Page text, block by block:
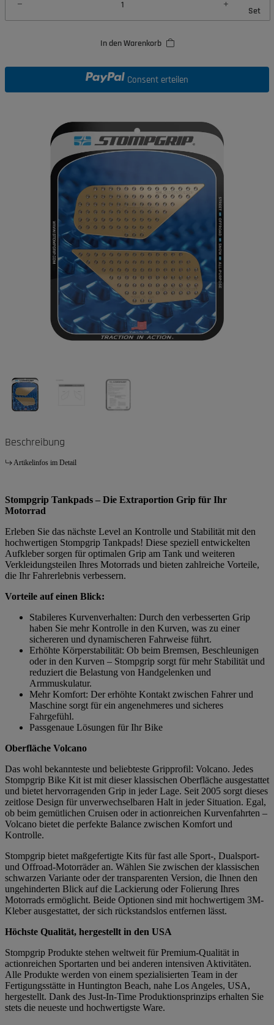
Set
In den Warenkorb
Consent erteilen
Beschreibung
Artikelinfos im Detail
Stompgrip Tankpads – Die Extraportion Grip für Ihr
Motorrad
Erleben Sie das nächste Level an Kontrolle und Stabilität mit den
hochwertigen Stompgrip Tankpads! Diese speziell entwickelten
Aufkleber sorgen für optimalen Grip am Tank und weiteren
Verkleidungsteilen Ihres Motorrads und bieten zahlreiche Vorteile,
die Ihr Fahrerlebnis verbessern.
Vorteile auf einen Blick:
Stabileres Kurvenverhalten: Durch den verbesserten Grip
haben Sie mehr Kontrolle in den Kurven, was zu einer
sichereren und dynamischeren Fahrweise führt.
Erhöhte Körperstabilität: Ob beim Bremsen, Beschleunigen
oder in den Kurven – Stompgrip sorgt für mehr Stabilität und
reduziert die Belastung von Handgelenken und
Armmuskulatur.
Mehr Komfort: Der erhöhte Kontakt zwischen Fahrer und
Maschine sorgt für ein angenehmeres und sicheres
Fahrgefühl.
Passgenaue Lösungen für Ihr Bike
Oberfläche Volcano
Das wohl bekannteste und beliebteste Gripprofil: Volcano. Jedes
Stompgrip Bike Kit ist mit dieser klassischen Oberfläche ausgestattet
und bietet hervorragenden Grip in jeder Lage. Seit 2005 sorgt dieses
zeitlose Design für unverwechselbaren Halt in jeder Situation. Egal,
ob beim gemütlichen Cruisen oder in actionreichen Kurvenfahrten –
Volcano bietet die perfekte Balance zwischen Komfort und
Kontrolle.
Stompgrip bietet maßgefertigte Kits für fast alle Sport-, Dualsport-
und Offroad-Motorräder an. Wählen Sie zwischen der klassischen
schwarzen Variante oder der transparenten Version, die Ihnen den
ungehinderten Blick auf die Lackierung oder Folierung Ihres
Motorrads ermöglicht. Beide Optionen sind mit hochwertigem 3M-
Kleber ausgestattet, der sich rückstandslos entfernen lässt.
Höchste Qualität, hergestellt in den USA
Stompgrip Produkte stehen weltweit für Premium-Qualität in
actionreichen Sportarten und bei anderen intensiven Aktivitäten.
Alle Produkte werden von einem spezialisierten Team in der
Fertigungsstätte in Huntington Beach, nahe Los Angeles, USA,
hergestellt. Dank des Just-In-Time Produktionsprinzips erhalten Sie
stets die neueste und hochwertigste Ware.